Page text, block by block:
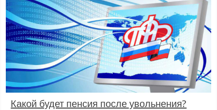
Какой будет пенсия после увольнения?